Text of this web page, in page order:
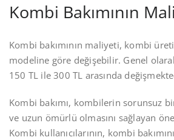
Kombi Bakımının
Kombi bakımının maliyeti, kombi
modeline göre değişebilir. Genel
150 TL ile 300 TL arasında
Kombi bakımı, kombilerin sorunsuz
ve uzun ömürlü olmasını sağlayan
Kombi kullanıcılarının, kombi